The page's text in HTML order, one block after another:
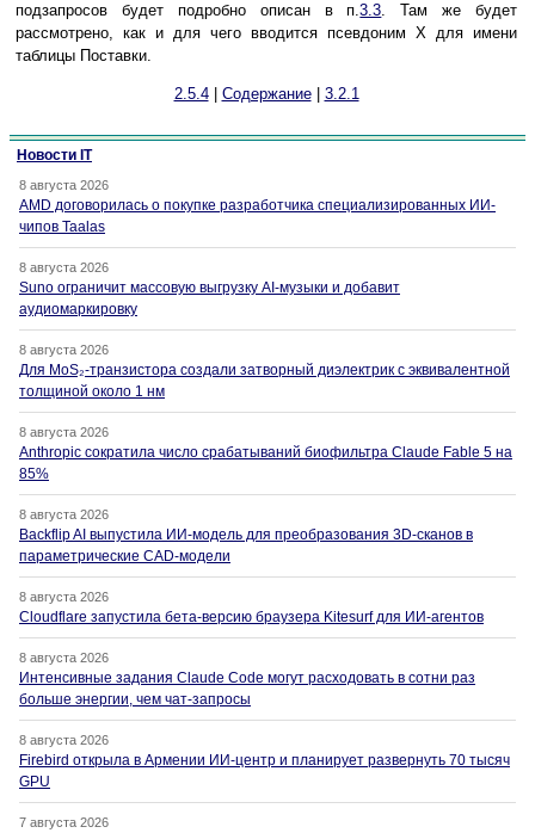
подзапросов будет подробно описан в п.3.3. Там же будет
рассмотрено, как и для чего вводится псевдоним X для имени
таблицы Поставки.
2.5.4| Содержание| 3.2.1
Новости IT
8 августа 2026
AMD договорилась о покупке разработчика специализированных ИИ-
чипов Taalas
8 августа 2026
Suno ограничит массовую выгрузку AI-музыки и добавит
аудиомаркировку
8 августа 2026
Для MoS₂-транзистора создали затворный диэлектрик с эквивалентной
толщиной около 1 нм
8 августа 2026
Anthropic сократила число срабатываний биофильтра Claude Fable 5 на
85%
8 августа 2026
Backflip AI выпустила ИИ-модель для преобразования 3D-сканов в
параметрические CAD-модели
8 августа 2026
Cloudflare запустила бета-версию браузера Kitesurf для ИИ-агентов
8 августа 2026
Интенсивные задания Claude Code могут расходовать в сотни раз
больше энергии, чем чат-запросы
8 августа 2026
Firebird открыла в Армении ИИ-центр и планирует развернуть 70 тысяч
GPU
7 августа 2026